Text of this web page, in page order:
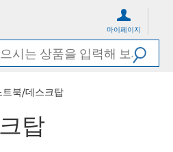
마이페이지
트북/데스크탑
탑